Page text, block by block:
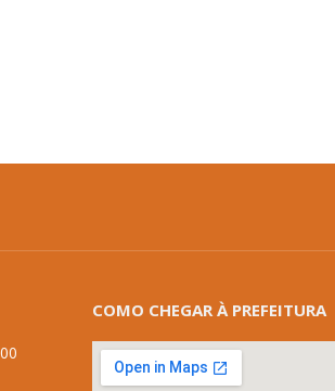
COMO CHEGAR À PREFEITURA